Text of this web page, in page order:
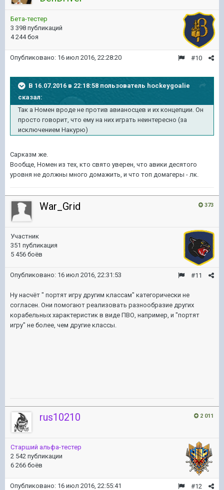
Бета-тестер
3 398 публикаций
4 244 боя
#10
Опубликовано: 16 июл 2016, 22:28:20
В 16.07.2016 в 22:18:58 пользователь hockeygoalie
сказал:
Так а Номен вроде не против авианосцев и их концепции. Он
просто говорит, что ему на них играть неинтересно (за
исключением Накурю)
Сарказм же.
Вообще, Номен из тех, кто свято уверен, что авики десятого
уровня не должны много домажить, и что топ домагеры - лк.
373
War_Grid
Участник
351 публикация
5 456 боёв
#11
Опубликовано: 16 июл 2016, 22:31:53
Ну насчёт " портят игру другим классам" категорически не
согласен. Они помогают реализовать разнообразие других
корабельных характеристик в виде ПВО, например, и "портят
игру" не более, чем другие классы.
2 011
rus10210
Старший альфа-тестер
2 542 публикации
6 266 боёв
#12
Опубликовано: 16 июл 2016, 22:55:41